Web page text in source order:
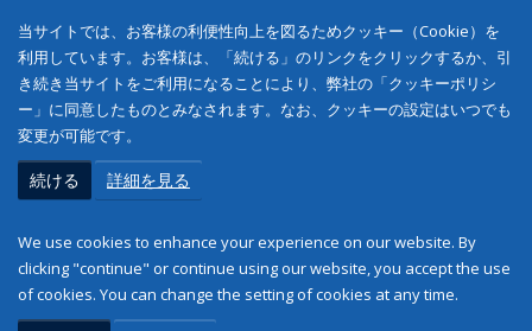
当サイトでは、お客様の利便性向上を図るためクッキー（Cookie）を
利用しています。お客様は、「続ける」のリンクをクリックするか、引
き続き当サイトをご利用になることにより、弊社の「クッキーポリシ
ー」に同意したものとみなされます。なお、クッキーの設定はいつでも
変更が可能です。
続ける 詳細を見る
We use cookies to enhance your experience on our website. By
clicking "continue" or continue using our website, you accept the use
of cookies. You can change the setting of cookies at any time.